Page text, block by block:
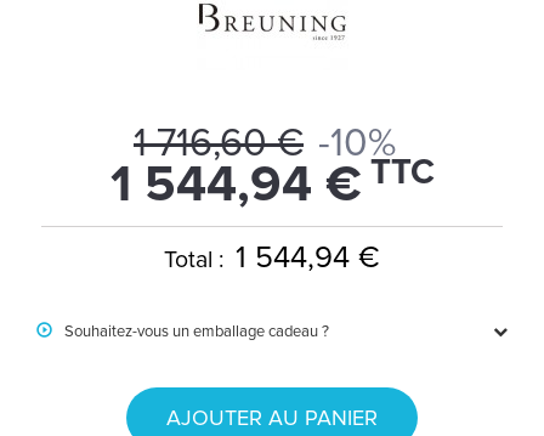
1 716,60 € -10%
1 544,94 € TTC
Total : 1 544,94 €
Souhaitez-vous un emballage cadeau ?
AJOUTER AU PANIER